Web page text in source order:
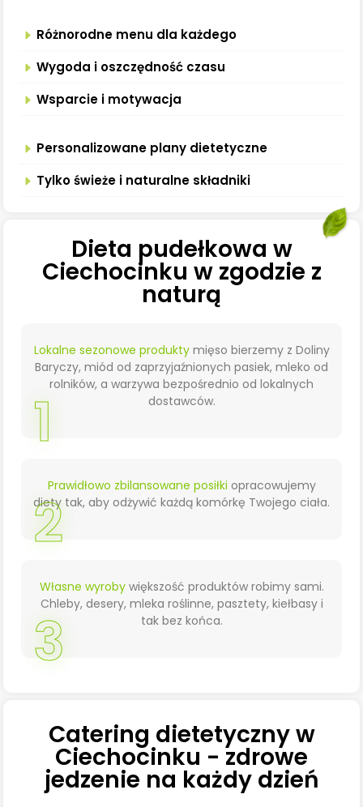
Różnorodne menu dla każdego
Wygoda i oszczędność czasu
Wsparcie i motywacja
Personalizowane plany dietetyczne
Tylko świeże i naturalne składniki
Dieta pudełkowa w
Ciechocinku w zgodzie z
naturą
Lokalne sezonowe produktymięso bierzemy z Doliny
Baryczy, miód od zaprzyjaźnionych pasiek, mleko od
rolników, a warzywa bezpośrednio od lokalnych
dostawców.
1
Prawidłowo zbilansowane posiłki opracowujemy
diety tak, aby odżywić każdą komórkę Twojego ciała.
2
Własne wyrobywiększość produktów robimy sami.
Chleby, desery, mleka roślinne, pasztety, kiełbasy i
tak bez końca.
3
Catering dietetyczny w
Ciechocinku - zdrowe
jedzenie na każdy dzień